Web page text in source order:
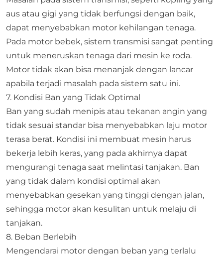
aus atau gigi yang tidak berfungsi dengan baik,
dapat menyebabkan motor kehilangan tenaga.
Pada motor bebek, sistem transmisi sangat penting
untuk meneruskan tenaga dari mesin ke roda.
Motor tidak akan bisa menanjak dengan lancar
apabila terjadi masalah pada sistem satu ini.
7. Kondisi Ban yang Tidak Optimal
Ban yang sudah menipis atau tekanan angin yang
tidak sesuai standar bisa menyebabkan laju motor
terasa berat. Kondisi ini membuat mesin harus
bekerja lebih keras, yang pada akhirnya dapat
mengurangi tenaga saat melintasi tanjakan. Ban
yang tidak dalam kondisi optimal akan
menyebabkan gesekan yang tinggi dengan jalan,
sehingga motor akan kesulitan untuk melaju di
tanjakan.
8. Beban Berlebih
Mengendarai motor dengan beban yang terlalu